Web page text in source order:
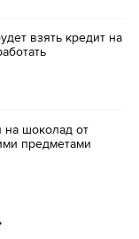
взять кредит на
на шоколад от
предметами